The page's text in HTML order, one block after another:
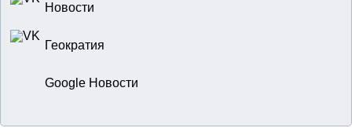
Новости
Геократия
Google Новости